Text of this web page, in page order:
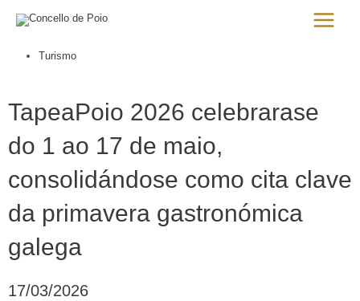
Main
Turismo
TapeaPoio 2026 celebrarase
do 1 ao 17 de maio,
consolidándose como cita clave
da primavera gastronómica
galega
17/03/2026